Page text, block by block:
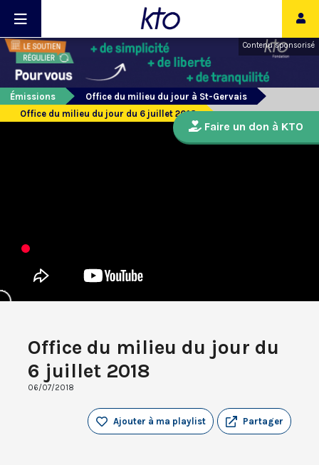
Contenu sponsorisé
Émissions
Office du milieu du jour à St-Gervais
Office du milieu du jour du 6 juillet 2018
Office du milieu du jour du
6 juillet 2018
06/07/2018
Partager
Ajouter à ma playlist
Faire un don à KTO